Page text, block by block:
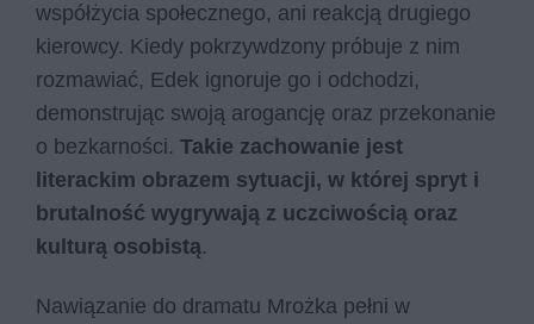
współżycia społecznego, ani reakcją drugiego
kierowcy. Kiedy pokrzywdzony próbuje z nim
rozmawiać, Edek ignoruje go i odchodzi,
demonstrując swoją arogancję oraz przekonanie
o bezkarności. Takie zachowanie jest
literackim obrazem sytuacji, w której spryt i
brutalność wygrywają z uczciwością oraz
kulturą osobistą.
Nawiązanie do dramatu Mrożka pełni w